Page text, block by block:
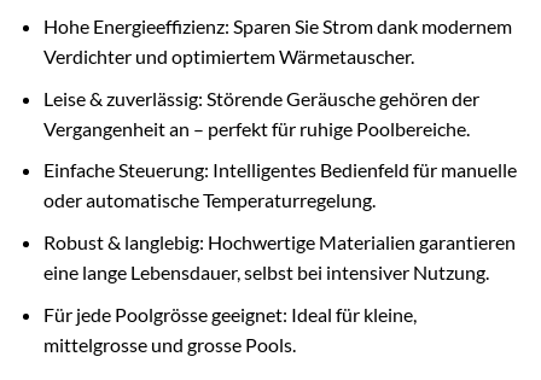
Hohe Energieeffizienz: Sparen Sie Strom dank modernem
Verdichter und optimiertem Wärmetauscher.
Leise & zuverlässig: Störende Geräusche gehören der
Vergangenheit an – perfekt für ruhige Poolbereiche.
Einfache Steuerung: Intelligentes Bedienfeld für manuelle
oder automatische Temperaturregelung.
Robust & langlebig: Hochwertige Materialien garantieren
eine lange Lebensdauer, selbst bei intensiver Nutzung.
Für jede Poolgrösse geeignet: Ideal für kleine,
mittelgrosse und grosse Pools.